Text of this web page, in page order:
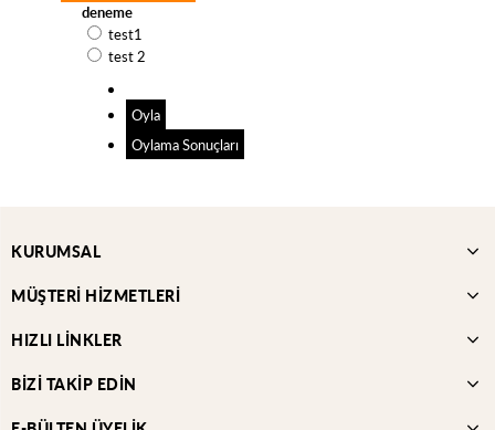
deneme
test1
test 2
Oyla
Oylama Sonuçları
KURUMSAL
MÜŞTERİ HİZMETLERİ
HIZLI LİNKLER
BİZİ TAKİP EDİN